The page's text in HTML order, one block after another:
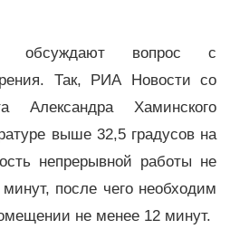
обсуждают вопрос с
Так, РИА Новости со
Хаминского
выше 32,5 градусов на
непрерывной работы не
после чего необходим
не менее 12 минут.